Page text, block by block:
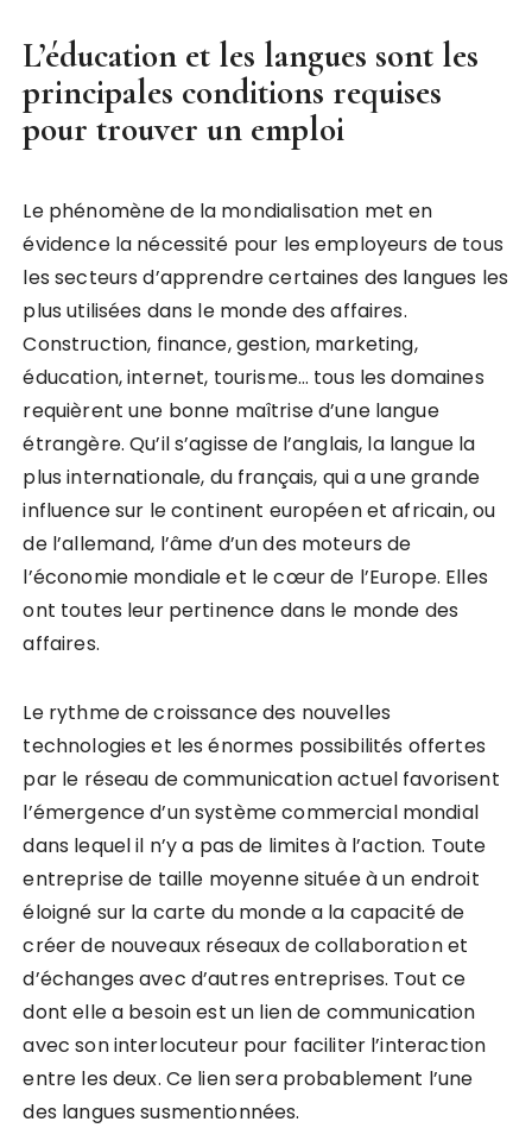
L’éducation et les langues sont les
principales conditions requises
pour trouver un emploi
Le phénomène de la mondialisation met en
évidence la nécessité pour les employeurs de tous
les secteurs d’apprendre certaines des langues les
plus utilisées dans le monde des affaires.
Construction, finance, gestion, marketing,
éducation, internet, tourisme… tous les domaines
requièrent une bonne maîtrise d’une langue
étrangère. Qu’il s’agisse de l’anglais, la langue la
plus internationale, du français, qui a une grande
influence sur le continent européen et africain, ou
de l’allemand, l’âme d’un des moteurs de
l’économie mondiale et le cœur de l’Europe. Elles
ont toutes leur pertinence dans le monde des
affaires.
Le rythme de croissance des nouvelles
technologies et les énormes possibilités offertes
par le réseau de communication actuel favorisent
l’émergence d’un système commercial mondial
dans lequel il n’y a pas de limites à l’action. Toute
entreprise de taille moyenne située à un endroit
éloigné sur la carte du monde a la capacité de
créer de nouveaux réseaux de collaboration et
d’échanges avec d’autres entreprises. Tout ce
dont elle a besoin est un lien de communication
avec son interlocuteur pour faciliter l’interaction
entre les deux. Ce lien sera probablement l’une
des langues susmentionnées.